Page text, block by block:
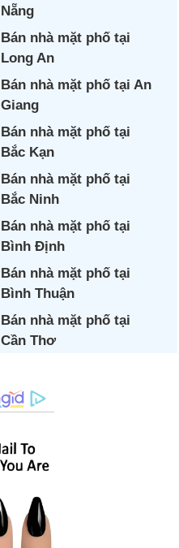
Nẵng
Bán nhà mặt phố tại
Long An
Bán nhà mặt phố tại An
Giang
Bán nhà mặt phố tại
Bắc Kạn
Bán nhà mặt phố tại
Bắc Ninh
Bán nhà mặt phố tại
Bình Định
Bán nhà mặt phố tại
Bình Thuận
Bán nhà mặt phố tại
Cần Thơ